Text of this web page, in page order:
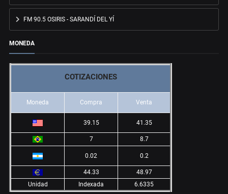
FM 90.5 OSIRIS - SARANDÍ DEL YÍ
MONEDA
COTIZACIONES
Moneda Compra Venta
39.15 41.35
7 8.7
0.02 0.2
44.33
48.97
Unidad
Indexada 6.6335